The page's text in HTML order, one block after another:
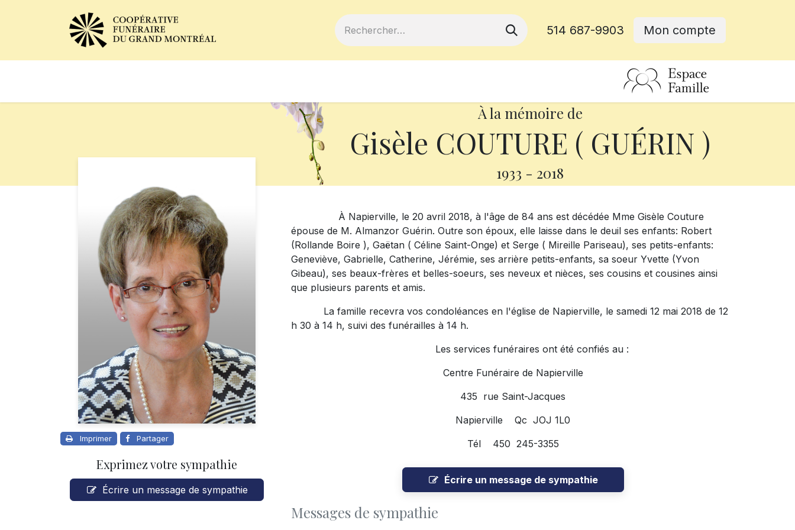
514 687-9903 Mon compte
À la mémoire de
Gisèle COUTURE ( GUÉRIN )
1933 - 2018
Imprimer Partager
Exprimez votre sympathie
Écrire un message de sympathie
À Napierville, le 20 avril 2018, à l'âge de 84 ans est décédée Mme Gisèle Couture
épouse de M. Almanzor Guérin. Outre son époux, elle laisse dans le deuil ses enfants: Robert
(Rollande Boire ), Gaëtan ( Céline Saint-Onge) et Serge ( Mireille Pariseau), ses petits-enfants:
Geneviève, Gabrielle, Catherine, Jérémie, ses arrière petits-enfants, sa soeur Yvette (Yvon
Gibeau), ses beaux-frères et belles-soeurs, ses neveux et nièces, ses cousins et cousines ainsi
que plusieurs parents et amis.
La famille recevra vos condoléances en l'église de Napierville, le samedi 12 mai 2018 de 12
h 30 à 14 h, suivi des funérailles à 14 h.
Les services funéraires ont été confiés au :
Centre Funéraire de Napierville
435 rue Saint-Jacques
Napierville Qc JOJ 1L0
Tél 450 245-3355
Écrire un message de sympathie
Messages de sympathie